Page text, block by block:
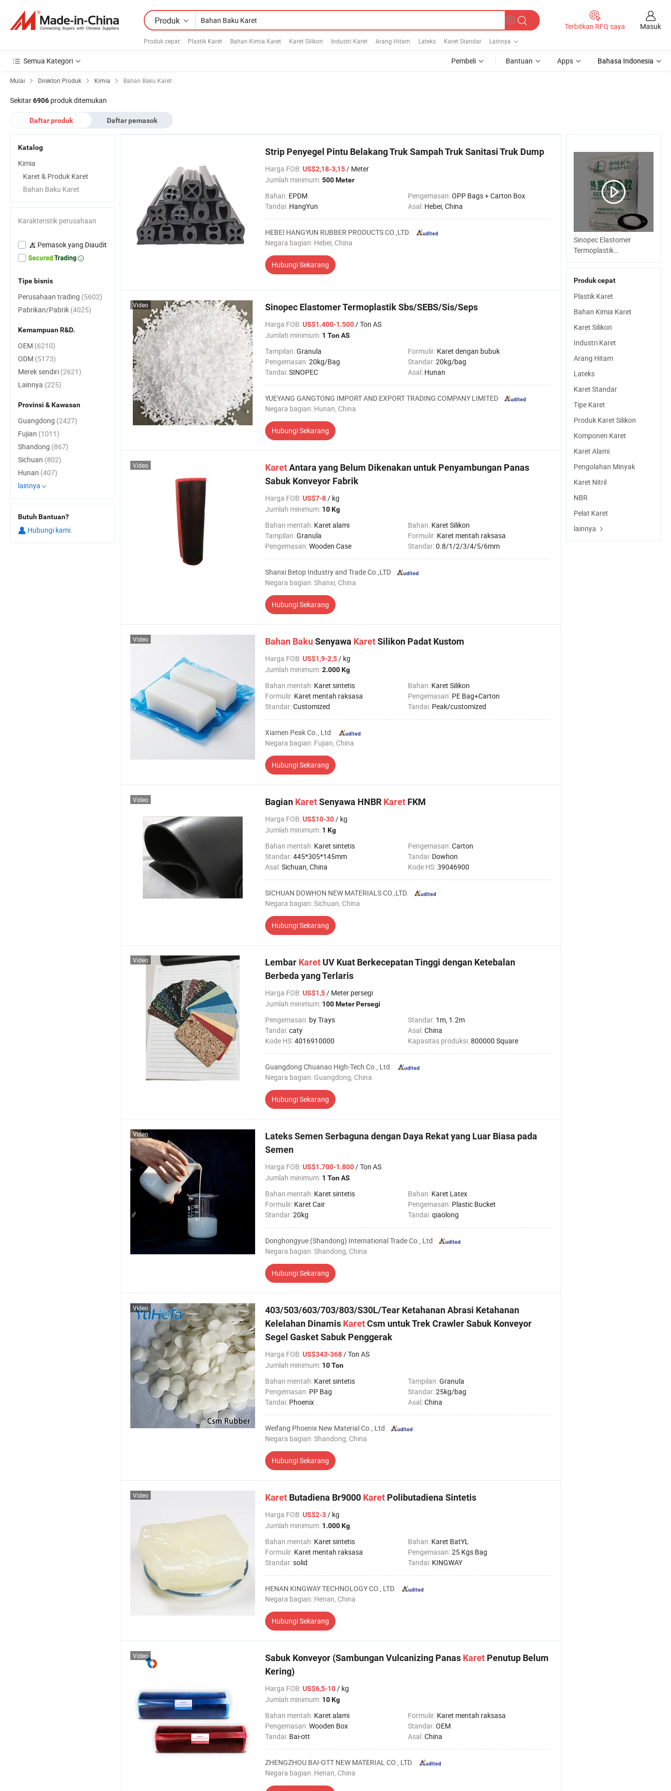
Produk
Produk cepat: Plastik Karet Bahan Kimia Karet Karet Silikon Industri Karet Arang Hitam Lateks Karet Standar Lainnya
Terbitkan RFQ saya Masuk
Semua Kategori Pembeli Bantuan Apps Bahasa Indonesia
Mulai Direktori Produk Kimia Bahan Baku Karet
Sekitar6906 produk ditemukan
Daftar produk Daftar pemasok
Strip Penyegel Pintu Belakang Truk Sampah Truk Sanitasi Truk Dump
Harga FOB:US$2,18-3,15/ Meter
Jumlah minimum:500 Meter
Bahan: EPDM Pengemasan:OPP Bags + Carton Box
Tandai: HangYun Asal: Hebei, China
HEBEI HANGYUN RUBBER PRODUCTS CO.,LTD.
Negara bagian: Hebei, China
Hubungi Sekarang
Sinopec Elastomer Termoplastik Sbs/SEBS/Sis/Seps
Harga FOB:US$1.400-1.500/ Ton AS
Jumlah minimum: 1 Ton AS
Tampilan:Granula Formulir: Karet dengan bubuk
Pengemasan:20kg/Bag Standar:20kg/bag
Tandai:SINOPEC Asal: Hunan
YUEYANG GANGTONG IMPORT AND EXPORT TRADING COMPANY LIMITED
Negara bagian: Hunan, China
Hubungi Sekarang
Video
KaretAntara yang Belum Dikenakan untuk Penyambungan Panas
Sabuk Konveyor Fabrik
Harga FOB:US$7-8/ kg
Jumlah minimum: 10 Kg
Bahan mentah: Karet alami Bahan: Karet Silikon
Tampilan:Granula Formulir: Karet mentah raksasa
Pengemasan:Wooden Case Standar:0.8/1/2/3/4/5/6mm
Shanxi Betop Industry and Trade Co.,LTD
Negara bagian: Shanxi, China
Hubungi Sekarang
Video
Bahan BakuSenyawa KaretSilikon Padat Kustom
Harga FOB:US$1,9-2,5/ kg
Jumlah minimum:2.000 Kg
Bahan mentah: Karet sintetis Bahan: Karet Silikon
Formulir: Karet mentah raksasa Pengemasan: PE Bag+Carton
Standar:Customized Tandai: Peak/customized
Xiamen Peak Co., Ltd.
Negara bagian: Fujian, China
Hubungi Sekarang
Video
Bagian KaretSenyawa HNBR Karet FKM
Harga FOB:US$10-30/ kg
Jumlah minimum: 1 Kg
Bahan mentah: Karet sintetis Pengemasan:Carton
Standar:445*305*145mm Tandai: Dowhon
Asal:Sichuan, China Kode HS:39046900
SICHUAN DOWHON NEW MATERIALS CO.,LTD.
Negara bagian: Sichuan, China
Hubungi Sekarang
Video
Lembar Karet UV Kuat Berkecepatan Tinggi dengan Ketebalan
Berbeda yang Terlaris
Harga FOB:US$1,5/ Meter persegi
Jumlah minimum: 100 Meter Persegi
Pengemasan: by Trays Standar: 1m, 1.2m
Tandai:caty Asal:China
Kode HS:4016910000 Kapasitas produksi:800000 Square
Guangdong Chuanao High-Tech Co., Ltd.
Negara bagian: Guangdong, China
Hubungi Sekarang
Video
Lateks Semen Serbaguna dengan Daya Rekat yang Luar Biasa pada
Semen
Harga FOB:US$1.700-1.800/ Ton AS
Jumlah minimum: 1 Ton AS
Bahan mentah: Karet sintetis Bahan: Karet Latex
Formulir: Karet Cair Pengemasan: Plastic Bucket
Standar:20kg Tandai:qiaolong
Donghongyue (Shandong) International Trade Co., Ltd
Negara bagian: Shandong, China
Hubungi Sekarang
Video
403/503/603/703/803/S30L/Tear Ketahanan Abrasi Ketahanan
Kelelahan Dinamis KaretCsm untuk Trek Crawler Sabuk Konveyor
Segel Gasket Sabuk Penggerak
Harga FOB:US$343-368/ Ton AS
Jumlah minimum: 10 Ton
Bahan mentah: Karet sintetis Tampilan:Granula
Pengemasan: PP Bag Standar:25kg/bag
Tandai: Phoenix Asal:China
Weifang Phoenix New Material Co., Ltd
Negara bagian: Shandong, China
Hubungi Sekarang
Video
Karet Butadiena Br9000 Karet Polibutadiena Sintetis
Harga FOB:US$2-3/ kg
Jumlah minimum: 1.000 Kg
Bahan mentah: Karet sintetis Bahan: Karet BatYL
Formulir: Karet mentah raksasa Pengemasan:25 Kgs Bag
Standar:solid Tandai: KINGWAY
HENAN KINGWAY TECHNOLOGY CO., LTD.
Negara bagian: Henan, China
Hubungi Sekarang
Video
Sabuk Konveyor (Sambungan Vulcanizing Panas Karet Penutup Belum
Kering)
Harga FOB:US$6,5-10/ kg
Jumlah minimum: 10 Kg
Bahan mentah: Karet alami Formulir: Karet mentah raksasa
Pengemasan:Wooden Box Standar:OEM
Tandai: Bai-ott Asal:China
ZHENGZHOU BAI-OTT NEW MATERIAL CO., LTD.
Negara bagian: Henan, China
Video
Sinopec Elastomer
Termoplastik
Sbs/SEBS/Sis/Seps
Produk cepat
Plastik Karet
Bahan Kimia Karet
Karet Silikon
Industri Karet
Arang Hitam
Lateks
Karet Standar
Tipe Karet
Produk Karet Silikon
Komponen Karet
Karet Alami
Pengolahan Minyak
Karet Nitril
NBR
Pelat Karet
lainnya
Katalog
Kimia
Karet & Produk Karet
Bahan Baku Karet
Karakteristik perusahaan
Pemasok yang Diaudit
Tipe bisnis
Perusahaan trading (5602)
Pabrikan/Pabrik (4025)
Kemampuan R&D.
OEM (6210)
ODM (5173)
Merek sendiri (2621)
Lainnya (225)
Provinsi & Kawasan
Guangdong (2427)
Fujian (1011)
Shandong (867)
Sichuan (802)
Hunan (407)
lainnya
Butuh Bantuan?
Hubungi kami.